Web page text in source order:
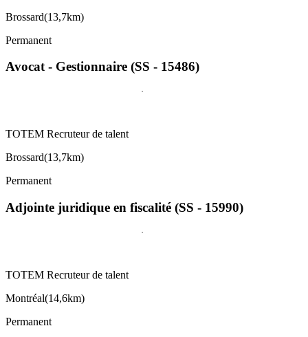
Brossard(13,7km)
Permanent
Avocat - Gestionnaire (SS - 15486)
TOTEM Recruteur de talent
Brossard(13,7km)
Permanent
Adjointe juridique en fiscalité (SS - 15990)
TOTEM Recruteur de talent
Montréal(14,6km)
Permanent